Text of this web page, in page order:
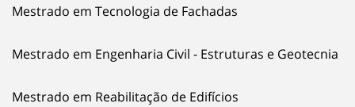
Mestrado em Tecnologia de Fachadas
Mestrado em Engenharia Civil - Estruturas e Geotecnia
Mestrado em Reabilitação de Edifícios